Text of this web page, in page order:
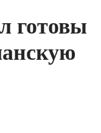
готовы